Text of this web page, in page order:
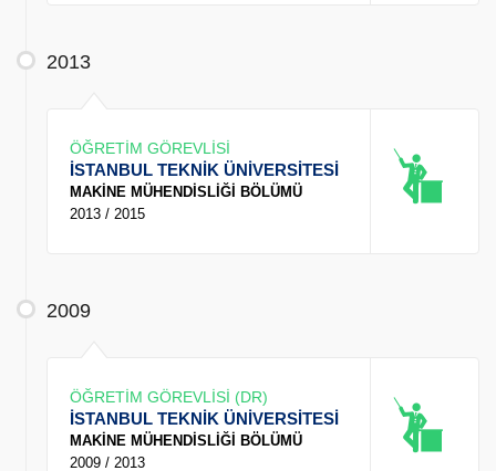
2013
ÖĞRETİM GÖREVLİSİ
İSTANBUL TEKNİK ÜNİVERSİTESİ
MAKİNE MÜHENDİSLİĞİ BÖLÜMÜ
2013 / 2015
2009
ÖĞRETİM GÖREVLİSİ (DR)
İSTANBUL TEKNİK ÜNİVERSİTESİ
MAKİNE MÜHENDİSLİĞİ BÖLÜMÜ
2009 / 2013